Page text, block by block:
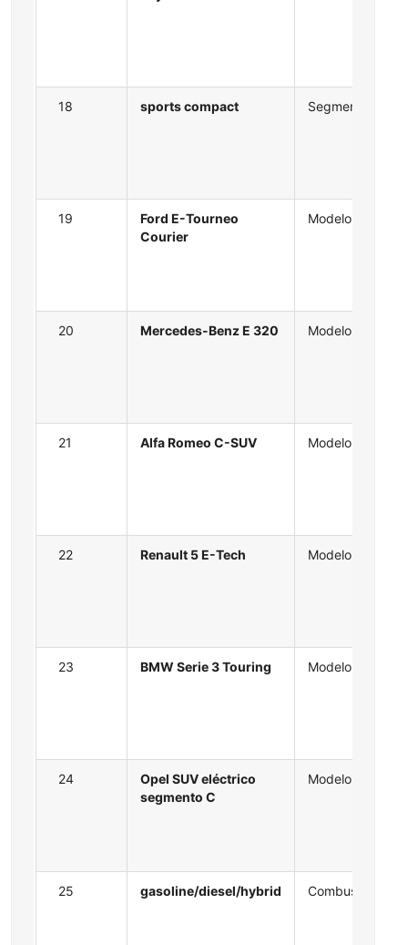
18 sports compact Segmento
19
Ford E-Tourneo
Courier
Modelo
20 Mercedes-Benz E 320 Modelo
21 Alfa Romeo C-SUV Modelo
22 Renault 5 E-Tech Modelo
23 BMW Serie 3 Touring Modelo
24
Opel SUV eléctrico
segmento C
Modelo
25 gasoline/diesel/hybrid Combustible